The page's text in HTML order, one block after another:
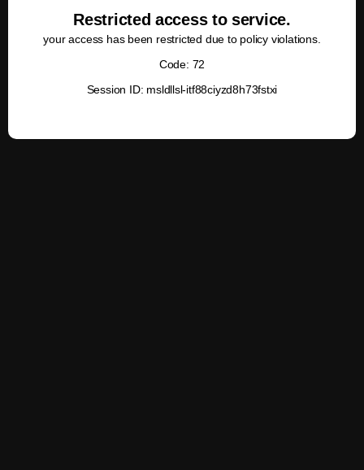
Restricted access to service.
your access has been restricted due to policy violations.
Code: 72
Session ID: msldllsl-itf88ciyzd8h73fstxi